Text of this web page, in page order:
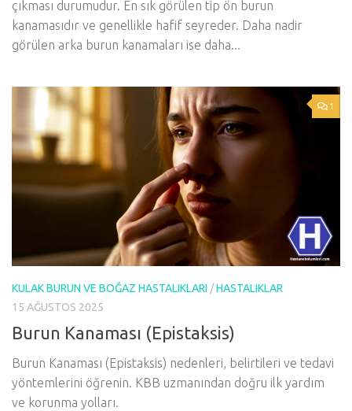
çıkması durumudur. En sık görülen tip ön burun
kanamasıdır ve genellikle hafif seyreder. Daha nadir
görülen arka burun kanamaları ise daha...
1
KULAK BURUN VE BOĞAZ HASTALIKLARI /HASTALIKLAR
15 AĞUSTOS 2025
Burun Kanaması (Epistaksis)
Burun Kanaması (Epistaksis) nedenleri, belirtileri ve tedavi
yöntemlerini öğrenin. KBB uzmanından doğru ilk yardım
ve korunma yolları.